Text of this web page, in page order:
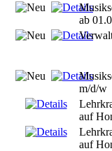
ab
m/d/w
auf
auf